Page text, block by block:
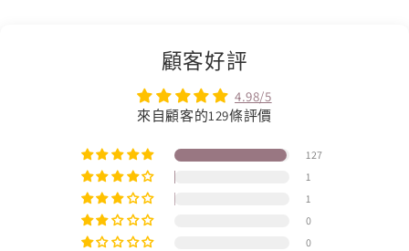
顧客好評
4.98/5
來自顧客的129條評價
127
1
1
0
0